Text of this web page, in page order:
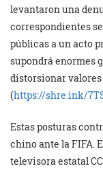
levantaron una
correspondientes
públicas a un acto
supondrá enormes
distorsionar
(https://shre.ink/
Estas posturas
chino ante la FIFA.
televisora estatal